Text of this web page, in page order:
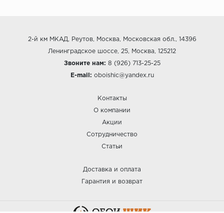
2-й км МКАД, Реутов, Москва, Московская обл., 14396
Ленинградское шоссе, 25, Москва, 125212
Звоните нам: 8 (926) 713-25-25
E-mail: oboishic@yandex.ru
Контакты
О компании
Акции
Сотрудничество
Статьи
Доставка и оплата
Гарантия и возврат